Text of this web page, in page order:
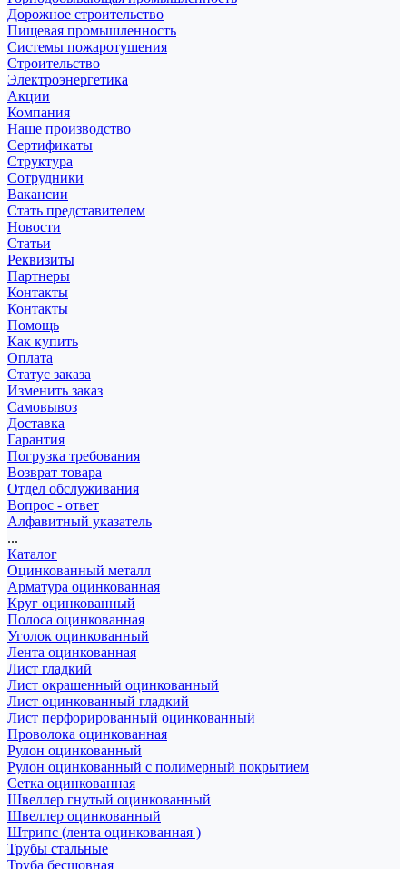
Дорожное строительство
Пищевая промышленность
Системы пожаротушения
Строительство
Электроэнергетика
Акции
Компания
Наше производство
Сертификаты
Структура
Сотрудники
Вакансии
Стать представителем
Новости
Статьи
Реквизиты
Партнеры
Контакты
Контакты
Помощь
Как купить
Оплата
Статус заказа
Изменить заказ
Самовывоз
Доставка
Гарантия
Погрузка требования
Возврат товара
Отдел обслуживания
Вопрос - ответ
Алфавитный указатель
...
Каталог
Оцинкованный металл
Арматура оцинкованная
Круг оцинкованный
Полоса оцинкованная
Уголок оцинкованный
Лента оцинкованная
Лист гладкий
Лист окрашенный оцинкованный
Лист оцинкованный гладкий
Лист перфорированный оцинкованный
Проволока оцинкованная
Рулон оцинкованный
Рулон оцинкованный с полимерный покрытием
Сетка оцинкованная
Швеллер гнутый оцинкованный
Швеллер оцинкованный
Штрипс (лента оцинкованная )
Трубы стальные
Труба бесшовная